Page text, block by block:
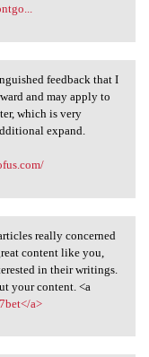
feedback that I
and may apply to
which is very
expand.
really concerned
content like you,
in their writings.
your content. <a
a>